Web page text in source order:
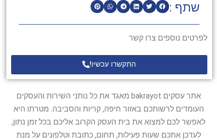
שתף :
לפרטים נוספים צרו קשר
התקשרו עכשיו!
אתר עסקים bakrayot מאגד את כל נותני השירות והעסקים
העומדים לרשותכם באזור חיפה, קריות והסביבה. מטרתו היא
לאפשר לכם למצוא את בית העסק הקרוב אליכם בכל זמן נתון,
לעדכן אתכם שעות פעילות, תחום, כתובת וטלפונים על מנת